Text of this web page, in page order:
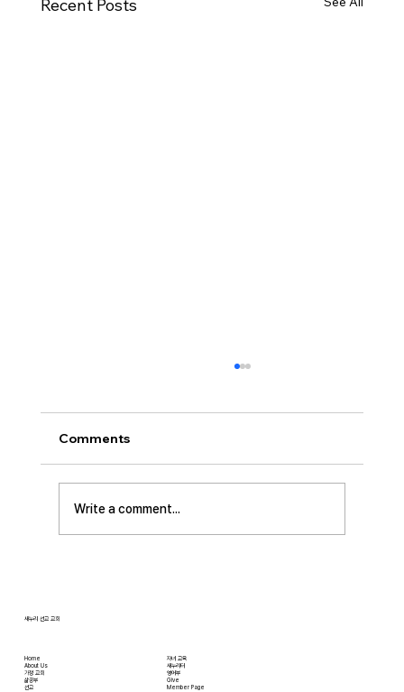
Recent Posts
오늘날 성도로서 올바른 신앙생활을 하는 데 걸
림돌이 되는 세 가지가 있습니다. 첫째는 안일주
의입니다. 산업혁명 이후 급속도로 발전한 물질
문명은 우리의 삶을 매우 편리하게 만들어 주었
Comments
Write a comment...
Home
About Us
​가정 교회
​삶공부
​선교
자녀 교육
새누리터
영어부
Give
Member Page
새누리 선교 교회